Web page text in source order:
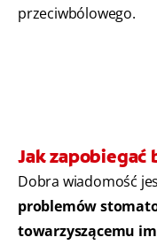
przeciwbólowego.
Jak zapobiegać
Dobra wiadomość
problemów
towarzyszącemu